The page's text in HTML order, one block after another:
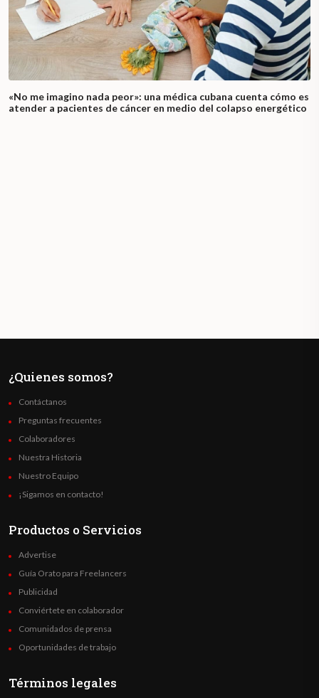
«No me imagino nada peor»: una médica cubana cuenta cómo es
atender a pacientes de cáncer en medio del colapso energético
¿Quienes somos?
Contáctanos
Preguntas frecuentes
Colaboradores
Nuestra Historia
Nuestro Equipo
¡Sigamos en contacto!
Productos o Servicios
Advertise
Guía Orato para Freelancers
Publicidad
Conviértete en colaborador
Comunidados de prensa
Oportunidades de trabajo
Términos legales